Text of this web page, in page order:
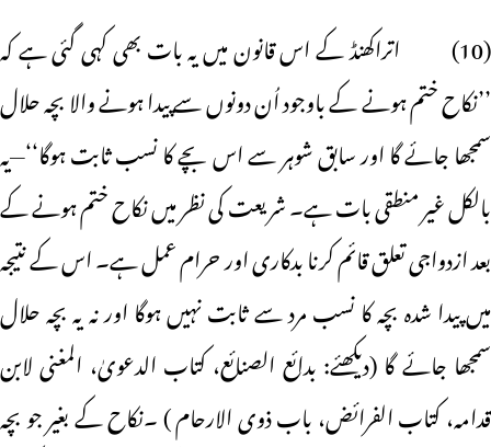
(10) اتراکھنڈ کے اس قانون میں یہ بات بھی کہی گئی ہے کہ
’’نکاح ختم ہونے کے باوجود اُن دونوں سے پیدا ہونے والا بچہ حلال
سمجھا جائے گا اور سابق شوہر سے اس بچے کا نسب ثابت ہوگا‘‘—یہ
بالکل غیر منطقی بات ہے۔ شریعت کی نظر میں نکاح ختم ہونے کے
بعد ازدواجی تعلق قائم کرنا بدکاری اور حرام عمل ہے۔ اس کے نتیجہ
میں پیدا شدہ بچہ کا نسب مرد سے ثابت نہیں ہوگا اور نہ یہ بچہ حلال
سمجھا جائے گا (دیکھئے: بدائع الصنائع، کتاب الدعویٰ، المغنی لابن
قدامہ، کتاب الفرائض، باب ذوی الارحام ) ۔نکاح کے بغیر جو بچہ